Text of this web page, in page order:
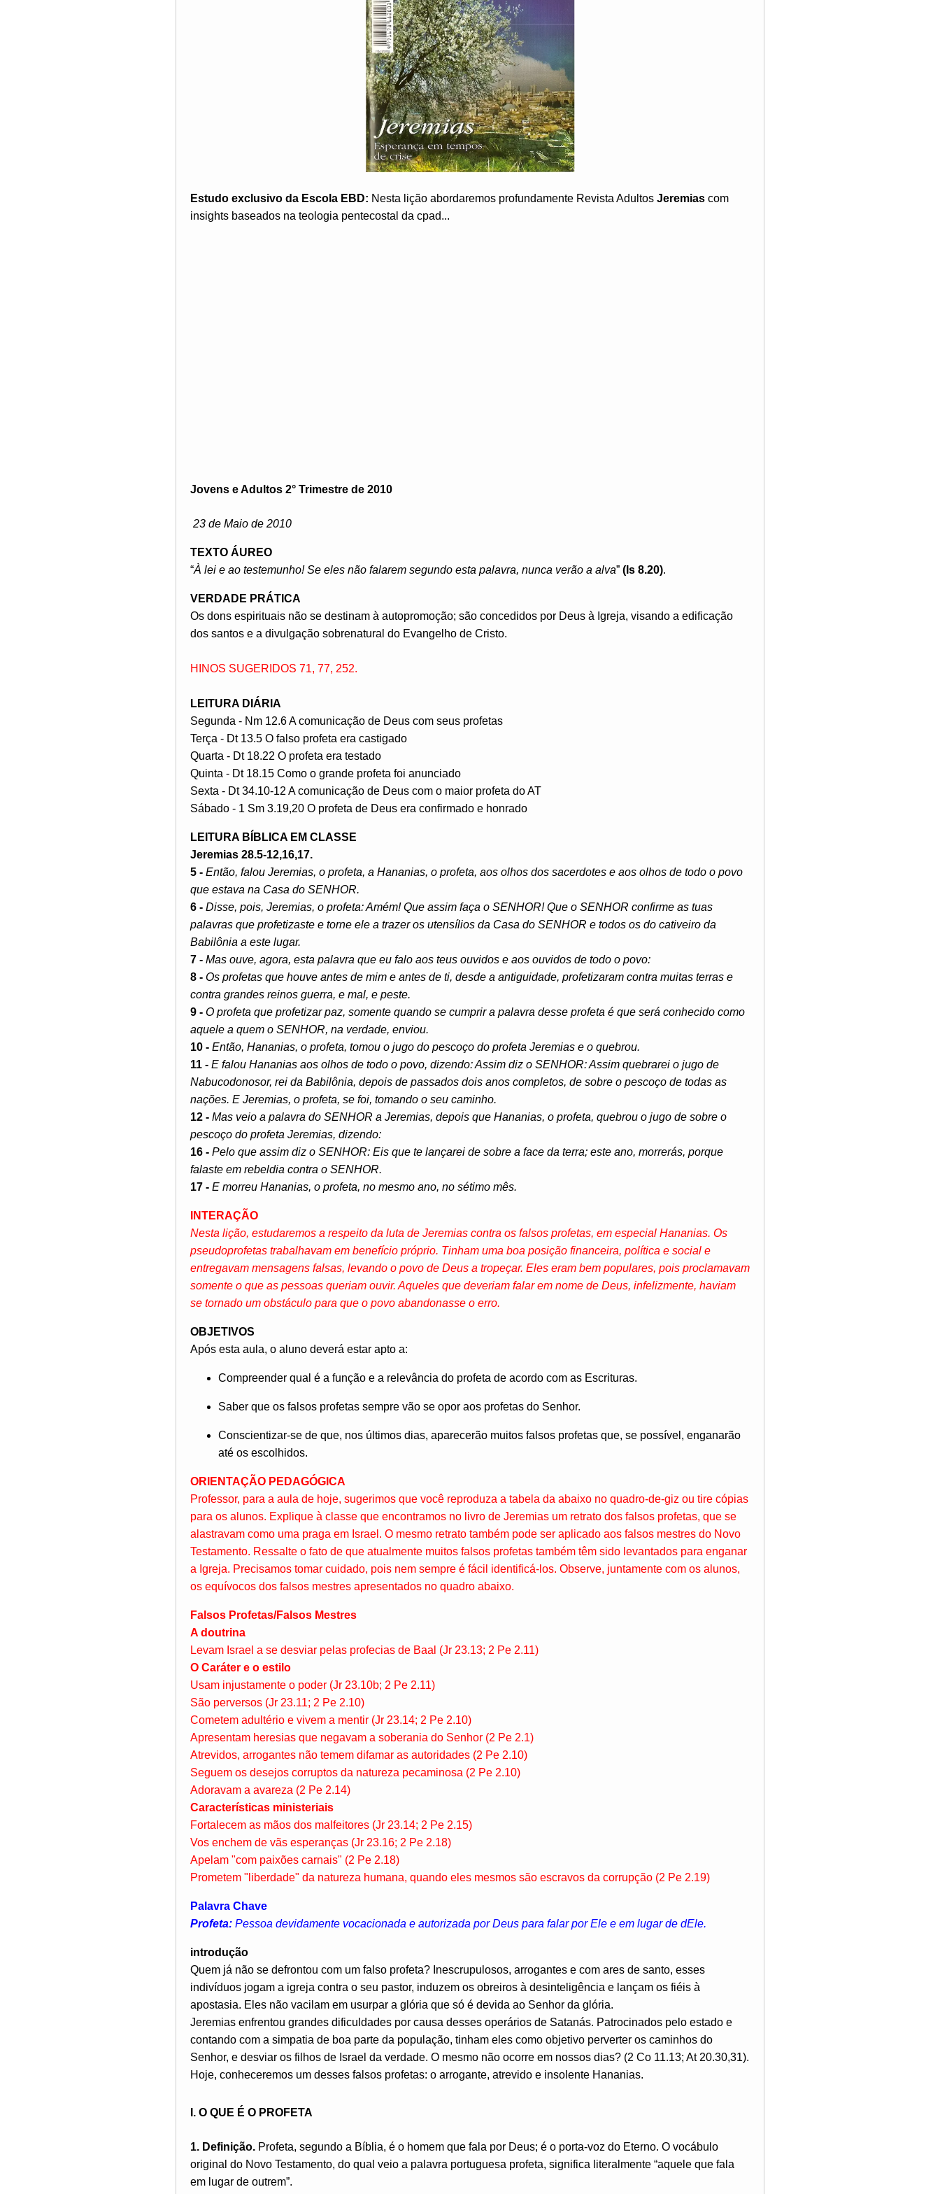
Estudo exclusivo da Escola EBD: Nesta lição abordaremos profundamente Revista Adultos Jeremias com
insights baseados na teologia pentecostal da cpad...
Jovens e Adultos 2° Trimestre de 2010
23 de Maio de 2010
TEXTO ÁUREO
“À lei e ao testemunho! Se eles não falarem segundo esta palavra, nunca verão a alva” (Is 8.20).
VERDADE PRÁTICA
Os dons espirituais não se destinam à autopromoção; são concedidos por Deus à Igreja, visando a edificação
dos santos e a divulgação sobrenatural do Evangelho de Cristo.
HINOS SUGERIDOS 71, 77, 252.​​​​​​​
LEITURA DIÁRIA
Segunda - Nm 12.6 A comunicação de Deus com seus profetas
Terça - Dt 13.5 O falso profeta era castigado
Quarta - Dt 18.22 O profeta era testado
Quinta - Dt 18.15 Como o grande profeta foi anunciado
Sexta - Dt 34.10-12 A comunicação de Deus com o maior profeta do AT
Sábado - 1 Sm 3.19,20 O profeta de Deus era confirmado e honrado
LEITURA BÍBLICA EM CLASSE
Jeremias 28.5-12,16,17.
5 - Então, falou Jeremias, o profeta, a Hananias, o profeta, aos olhos dos sacerdotes e aos olhos de todo o povo
que estava na Casa do SENHOR.
6 - Disse, pois, Jeremias, o profeta: Amém! Que assim faça o SENHOR! Que o SENHOR confirme as tuas
palavras que profetizaste e torne ele a trazer os utensílios da Casa do SENHOR e todos os do cativeiro da
Babilônia a este lugar.
7 - Mas ouve, agora, esta palavra que eu falo aos teus ouvidos e aos ouvidos de todo o povo:
8 - Os profetas que houve antes de mim e antes de ti, desde a antiguidade, profetizaram contra muitas terras e
contra grandes reinos guerra, e mal, e peste.
9 - O profeta que profetizar paz, somente quando se cumprir a palavra desse profeta é que será conhecido como
aquele a quem o SENHOR, na verdade, enviou.
10 - Então, Hananias, o profeta, tomou o jugo do pescoço do profeta Jeremias e o quebrou.
11 - E falou Hananias aos olhos de todo o povo, dizendo: Assim diz o SENHOR: Assim quebrarei o jugo de
Nabucodonosor, rei da Babilônia, depois de passados dois anos completos, de sobre o pescoço de todas as
nações. E Jeremias, o profeta, se foi, tomando o seu caminho.
12 - Mas veio a palavra do SENHOR a Jeremias, depois que Hananias, o profeta, quebrou o jugo de sobre o
pescoço do profeta Jeremias, dizendo:
16 - Pelo que assim diz o SENHOR: Eis que te lançarei de sobre a face da terra; este ano, morrerás, porque
falaste em rebeldia contra o SENHOR.
17 - E morreu Hananias, o profeta, no mesmo ano, no sétimo mês.
INTERAÇÃO
Nesta lição, estudaremos a respeito da luta de Jeremias contra os falsos profetas, em especial Hananias. Os
pseudoprofetas trabalhavam em benefício próprio. Tinham uma boa posição financeira, política e social e
entregavam mensagens falsas, levando o povo de Deus a tropeçar. Eles eram bem populares, pois proclamavam
somente o que as pessoas queriam ouvir. Aqueles que deveriam falar em nome de Deus, infelizmente, haviam
se tornado um obstáculo para que o povo abandonasse o erro.
OBJETIVOS
Após esta aula, o aluno deverá estar apto a:
Compreender qual é a função e a relevância do profeta de acordo com as Escrituras.
Saber que os falsos profetas sempre vão se opor aos profetas do Senhor.
Conscientizar-se de que, nos últimos dias, aparecerão muitos falsos profetas que, se possível, enganarão
até os escolhidos.
ORIENTAÇÃO PEDAGÓGICA
Professor, para a aula de hoje, sugerimos que você reproduza a tabela da abaixo no quadro-de-giz ou tire cópias
para os alunos. Explique à classe que encontramos no livro de Jeremias um retrato dos falsos profetas, que se
alastravam como uma praga em Israel. O mesmo retrato também pode ser aplicado aos falsos mestres do Novo
Testamento. Ressalte o fato de que atualmente muitos falsos profetas também têm sido levantados para enganar
a Igreja. Precisamos tomar cuidado, pois nem sempre é fácil identificá-los. Observe, juntamente com os alunos,
os equívocos dos falsos mestres apresentados no quadro abaixo.
Falsos Profetas/Falsos Mestres
A doutrina
Levam Israel a se desviar pelas profecias de Baal (Jr 23.13; 2 Pe 2.11)
O Caráter e o estilo
Usam injustamente o poder (Jr 23.10b; 2 Pe 2.11)
São perversos (Jr 23.11; 2 Pe 2.10)
Cometem adultério e vivem a mentir (Jr 23.14; 2 Pe 2.10)
Apresentam heresias que negavam a soberania do Senhor (2 Pe 2.1)
Atrevidos, arrogantes não temem difamar as autoridades (2 Pe 2.10)
Seguem os desejos corruptos da natureza pecaminosa (2 Pe 2.10)
Adoravam a avareza (2 Pe 2.14)
Características ministeriais
Fortalecem as mãos dos malfeitores (Jr 23.14; 2 Pe 2.15)
Vos enchem de vãs esperanças (Jr 23.16; 2 Pe 2.18)
Apelam "com paixões carnais" (2 Pe 2.18)
Prometem "liberdade" da natureza humana, quando eles mesmos são escravos da corrupção (2 Pe 2.19)
Palavra Chave
Profeta: Pessoa devidamente vocacionada e autorizada por Deus para falar por Ele e em lugar de dEle.
introdução
Quem já não se defrontou com um falso profeta? Inescrupulosos, arrogantes e com ares de santo, esses
indivíduos jogam a igreja contra o seu pastor, induzem os obreiros à desinteligência e lançam os fiéis à
apostasia. Eles não vacilam em usurpar a glória que só é devida ao Senhor da glória.
Jeremias enfrentou grandes dificuldades por causa desses operários de Satanás. Patrocinados pelo estado e
contando com a simpatia de boa parte da população, tinham eles como objetivo perverter os caminhos do
Senhor, e desviar os filhos de Israel da verdade. O mesmo não ocorre em nossos dias? (2 Co 11.13; At 20.30,31).
Hoje, conheceremos um desses falsos profetas: o arrogante, atrevido e insolente Hananias.
I. O QUE É O PROFETA
1. Definição. Profeta, segundo a Bíblia, é o homem que fala por Deus; é o porta-voz do Eterno. O vocábulo
original do Novo Testamento, do qual veio a palavra portuguesa profeta, significa literalmente “aquele que fala
em lugar de outrem”.